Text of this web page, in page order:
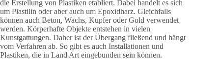
die Erstellung von Plastiken etabliert. Dabei handelt es sich
um Plastilin oder aber auch um Epoxidharz. Gleichfalls
können auch Beton, Wachs, Kupfer oder Gold verwendet
werden. Körperhafte Objekte entstehen in vielen
Kunstgattungen. Daher ist der Übergang fließend und hängt
vom Verfahren ab. So gibt es auch Installationen und
Plastiken, die in Land Art eingebunden sein können.